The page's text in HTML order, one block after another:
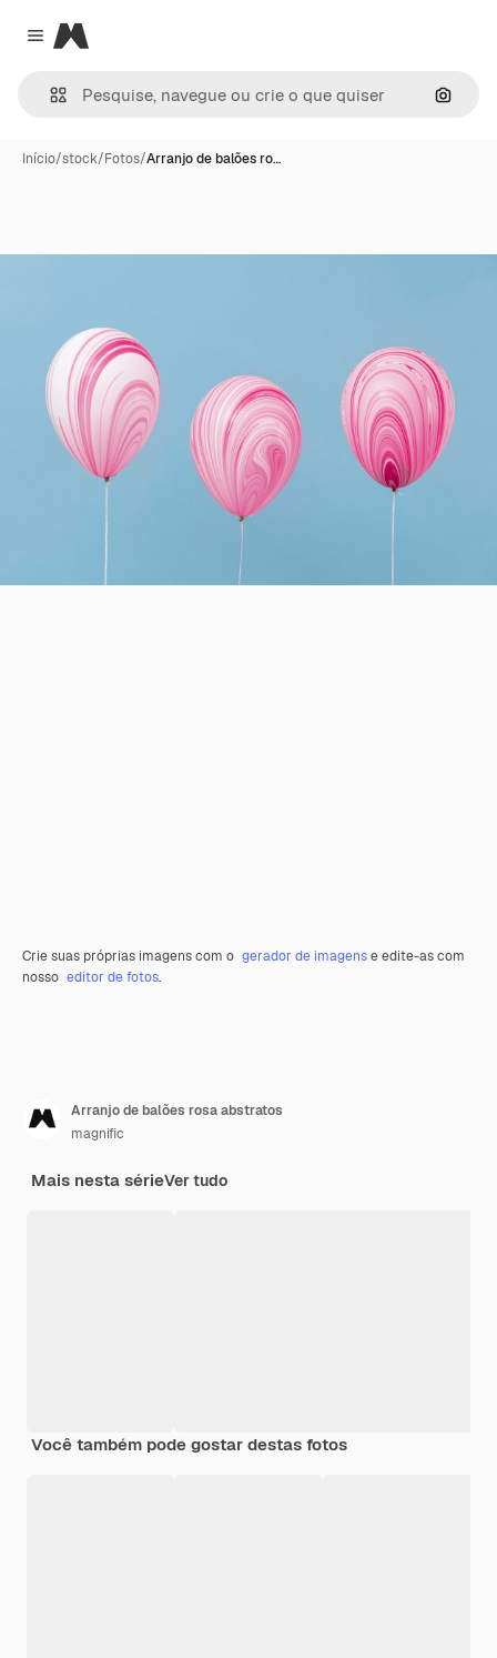
Close menu
Magnific
Início/stock/Fotos/Arranjo de balões ro…
Crie suas próprias imagens com o gerador de imagense edite-as com
nosso editor de fotos.
Arranjo de balões rosa abstratos
magnific
Mais nesta sérieVer tudo
Você também pode gostar destas fotos